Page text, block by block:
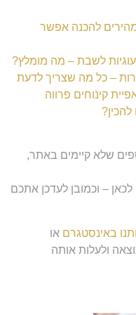
מהירים להכנה אפשר
לשבת – מה מומלץ?
– כל מה שצריך לדעת
קינוחים פרווה
להכין?
שלא קיימים באתר,
– וכמובן לעדכן אתכם
באינסטגרם או
ולעלות אותה